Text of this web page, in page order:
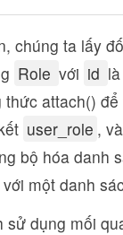
chúng ta lấy
Role với id
attach()
user_role ,
bộ hóa danh
một danh
dụng mối